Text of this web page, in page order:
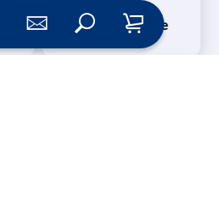
Digital Signage